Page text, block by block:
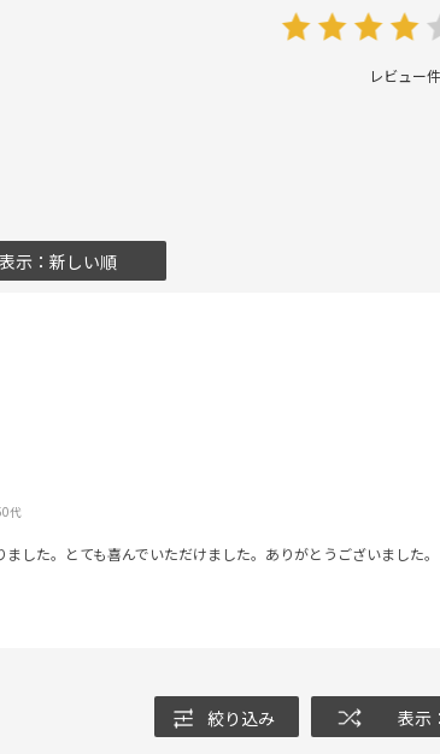
レビュー
表示：新しい順
代
した。とても喜んでいただけました。ありがとうございました。
絞り込み 表示